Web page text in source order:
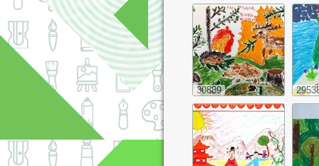
30889